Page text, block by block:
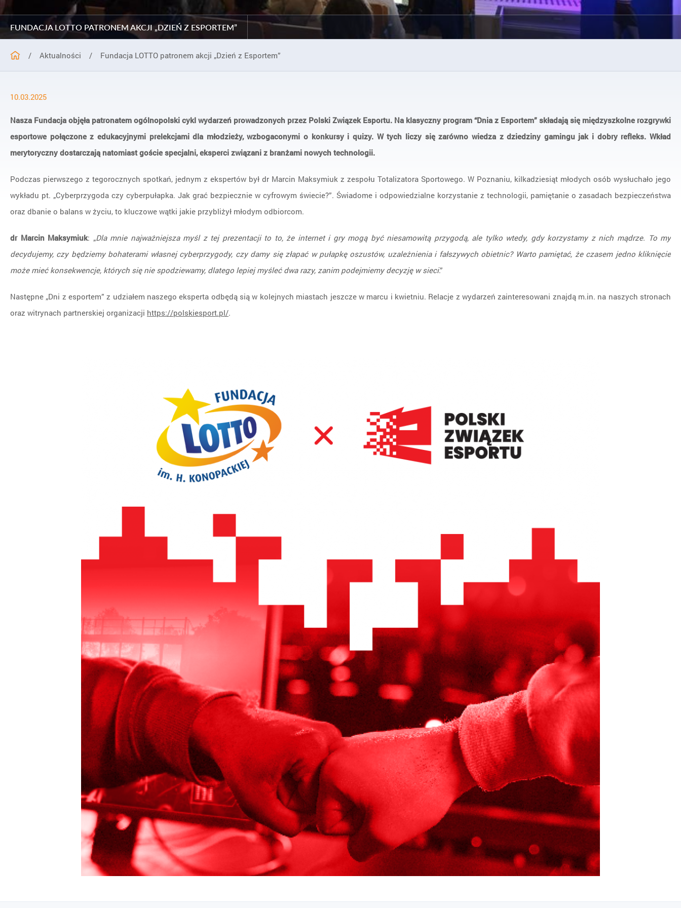
FUNDACJA LOTTO PATRONEM AKCJI „DZIEŃ Z ESPORTEM”
/ Aktualności / Fundacja LOTTO patronem akcji „Dzień z Esportem”
10.03.2025
Nasza Fundacja objęła patronatem ogólnopolski cykl wydarzeń prowadzonych przez Polski Związek Esportu. Na klasyczny program “Dnia z Esportem” składają się międzyszkolne rozgrywki
esportowe połączone z edukacyjnymi prelekcjami dla młodzieży, wzbogaconymi o konkursy i quizy. W tych liczy się zarówno wiedza z dziedziny gamingu jak i dobry refleks. Wkład
merytoryczny dostarczają natomiast goście specjalni, eksperci związani z branżami nowych technologii.
Podczas pierwszego z tegorocznych spotkań, jednym z ekspertów był dr Marcin Maksymiuk z zespołu Totalizatora Sportowego. W Poznaniu, kilkadziesiąt młodych osób wysłuchało jego
wykładu pt. „Cyberprzygoda czy cyberpułapka. Jak grać bezpiecznie w cyfrowym świecie?”. Świadome i odpowiedzialne korzystanie z technologii, pamiętanie o zasadach bezpieczeństwa
oraz dbanie o balans w życiu, to kluczowe wątki jakie przybliżył młodym odbiorcom.
dr Marcin Maksymiuk: „Dla mnie najważniejsza myśl z tej prezentacji to to, że internet i gry mogą być niesamowitą przygodą, ale tylko wtedy, gdy korzystamy z nich mądrze. To my
decydujemy, czy będziemy bohaterami własnej cyberprzygody, czy damy się złapać w pułapkę oszustów, uzależnienia i fałszywych obietnic? Warto pamiętać, że czasem jedno kliknięcie
może mieć konsekwencje, których się nie spodziewamy, dlatego lepiej myśleć dwa razy, zanim podejmiemy decyzję w sieci.”
Następne „Dni z esportem” z udziałem naszego eksperta odbędą sią w kolejnych miastach jeszcze w marcu i kwietniu. Relacje z wydarzeń zainteresowani znajdą m.in. na naszych stronach
oraz witrynach partnerskiej organizacji https://polskiesport.pl/.